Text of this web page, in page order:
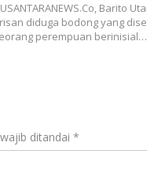
Barito
diduga bodong yang
perempuan berinisial…
ditandai *